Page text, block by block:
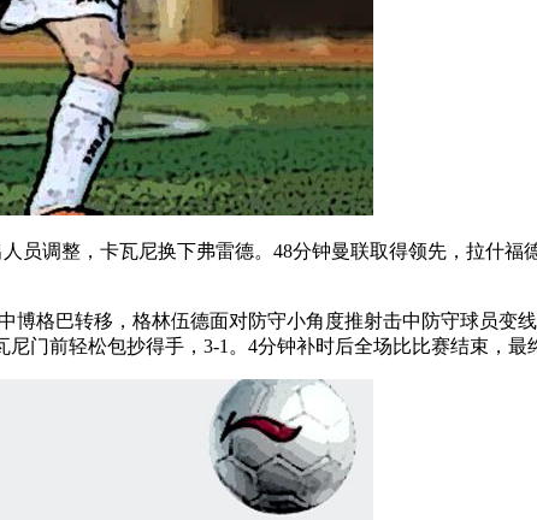
人员调整，卡瓦尼换下弗雷德。48分钟曼联取得领先，拉什
博格巴转移，格林伍德面对防守小角度推射击中防守球员变
门前轻松包抄得手，3-1。4分钟补时后全场比比赛结束，最